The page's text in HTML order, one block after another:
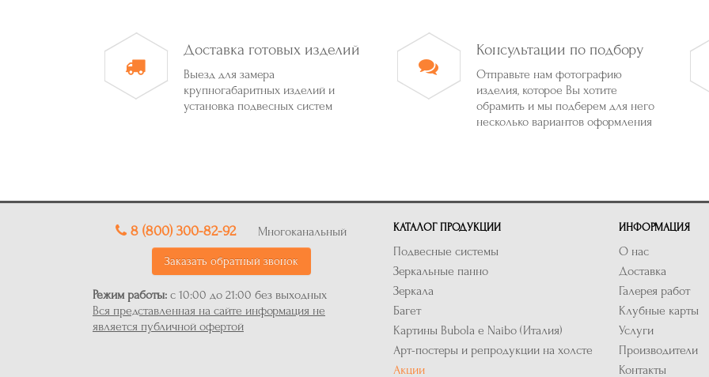
Доставка готовых изделий
Выезд для замера
крупногабаритных изделий и
установка подвесных систем
Консультации по подбору
Отправьте нам фотографию
изделия, которое Вы хотите
обрамить и мы подберем для него
несколько вариантов оформления
8 (800) 300-82-92 Многоканальный
Заказать обратный звонок
Режим работы: с 10:00 до 21:00 без выходных
Вся представленная на сайте информация не
является публичной офертой
КАТАЛОГ ПРОДУКЦИИ
Подвесные системы
Зеркальные панно
Зеркала
Багет
Картины Bubola e Naibo (Италия)
Арт-постеры и репродукции на холсте
Акции
ИНФОРМАЦИЯ
О нас
Доставка
Галерея работ
Клубные карты
Услуги
Производители
Контакты